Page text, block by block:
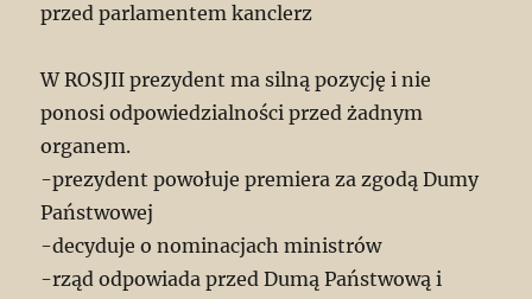
przed parlamentem kanclerz
W ROSJII prezydent ma silną pozycję i nie
ponosi odpowiedzialności przed żadnym
organem.
-prezydent powołuje premiera za zgodą Dumy
Państwowej
-decyduje o nominacjach ministrów
-rząd odpowiada przed Dumą Państwową i